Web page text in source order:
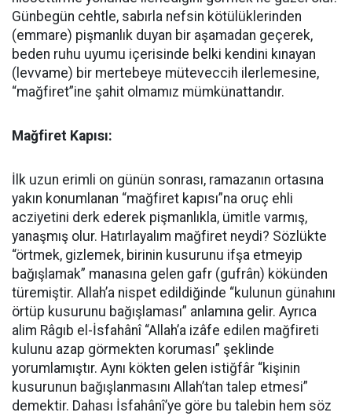
Günbegün cehtle, sabırla nefsin kötülüklerinden
(emmare) pişmanlık duyan bir aşamadan geçerek,
beden ruhu uyumu içerisinde belki kendini kınayan
(levvame) bir mertebeye müteveccih ilerlemesine,
“mağfiret”ine şahit olmamız mümkünattandır.
Mağfiret Kapısı:
İlk uzun erimli on günün sonrası, ramazanın ortasına
yakın konumlanan “mağfiret kapısı”na oruç ehli
acziyetini derk ederek pişmanlıkla, ümitle varmış,
yanaşmış olur. Hatırlayalım mağfiret neydi? Sözlükte
“örtmek, gizlemek, birinin kusurunu ifşa etmeyip
bağışlamak” manasına gelen gafr (gufrân) kökünden
türemiştir. Allah’a nispet edildiğinde “kulunun günahını
örtüp kusurunu bağışlaması” anlamına gelir. Ayrıca
alim Râgıb el-İsfahânî “Allah’a izâfe edilen mağfireti
kulunu azap görmekten koruması” şeklinde
yorumlamıştır. Aynı kökten gelen istiğfâr “kişinin
kusurunun bağışlanmasını Allah’tan talep etmesi”
demektir. Dahası İsfahânî’ye göre bu talebin hem söz